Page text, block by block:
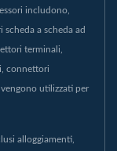
includono,
a scheda ad
terminali,
connettori
utilizzati per
alloggiamenti,